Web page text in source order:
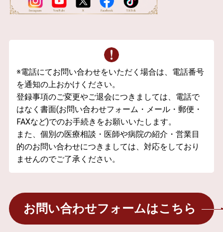
※電話にてお問い合わせをいただく場合は、電話番号
を通知の上おかけください。
登録事項のご変更やご退会につきましては、電話で
はなく書面(お問い合わせフォーム・メール・郵便・
FAXなど)でのお手続きをお願いいたします。
また、個別の医療相談・医師や病院の紹介・営業目
的のお問い合わせにつきましては、対応をしており
ませんのでご了承ください。
お問い合わせフォームはこちら